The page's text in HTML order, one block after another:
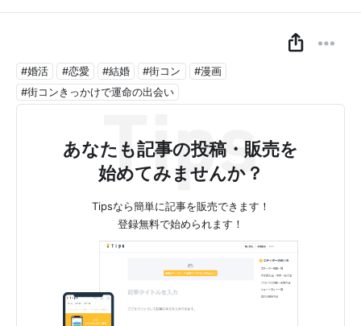
#婚活 #恋愛 #結婚 #街コン
#漫画
#街コンきっかけで運命の出会い
あなたも記事の投稿・販売を
始めてみませんか？
Tipsなら簡単に記事を販売できます！
登録無料で始められます！